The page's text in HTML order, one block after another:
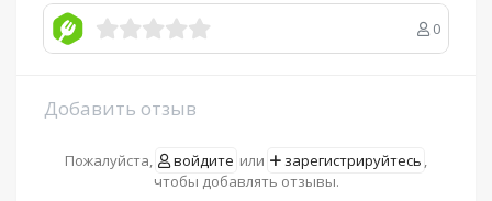
0
Добавить отзыв
Пожалуйста, войдите или зарегистрируйтесь ,
чтобы добавлять отзывы.